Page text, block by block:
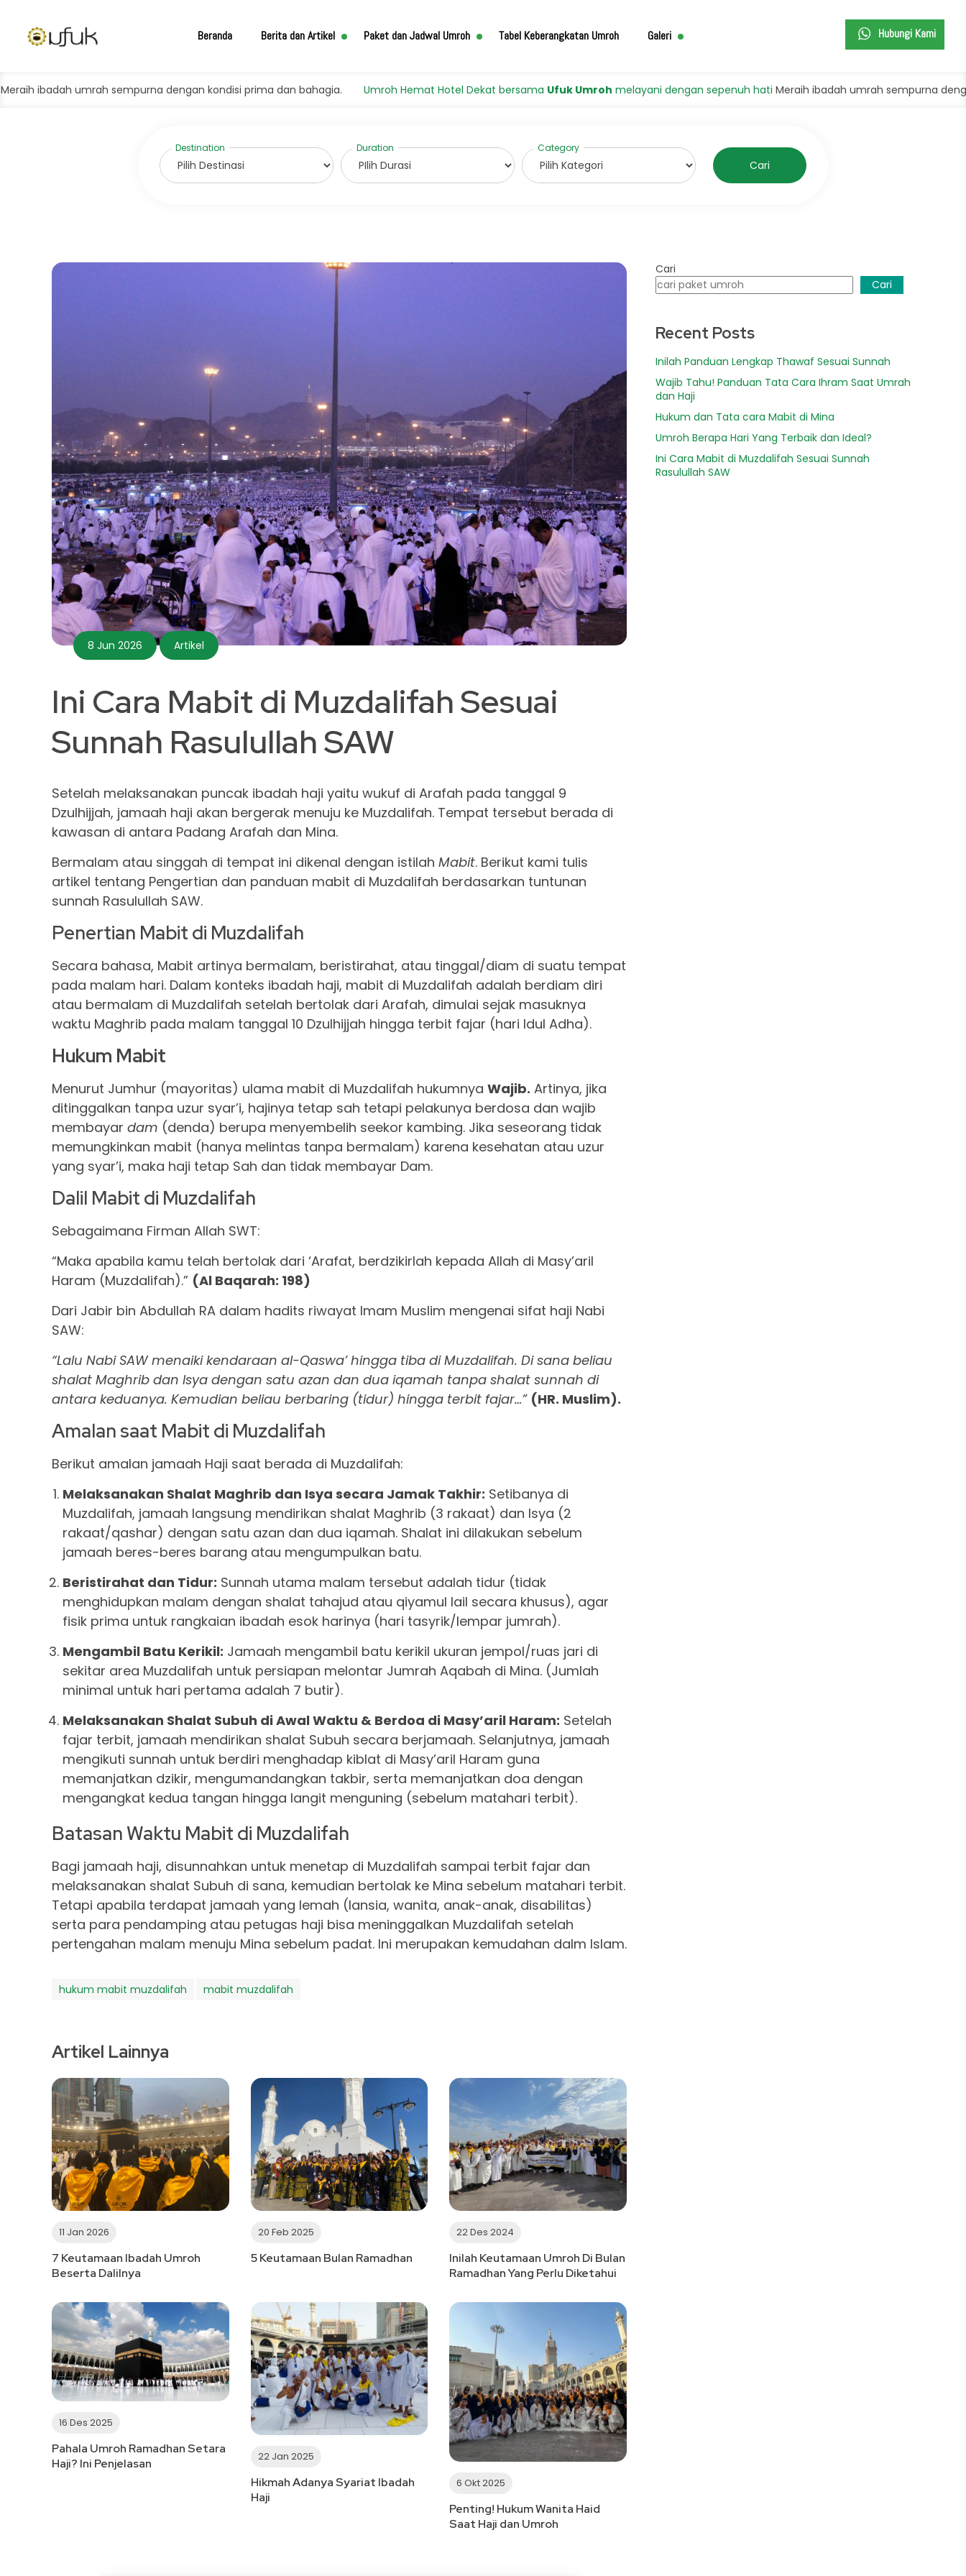
Beranda Berita dan Artikel Paket dan Jadwal Umroh Tabel Keberangkatan Umroh Galeri Hubungi Kami
Umroh Hemat Hotel Dekat bersamaUfuk Umrohmelayani dengan sepenuh hatiMeraih ibadah umrah sempurna dengan kondisi
sempurna dengan kondisi prima dan bahagia.
Cari
8 Jun 2026 Artikel
Ini Cara Mabit di Muzdalifah Sesuai
Sunnah Rasulullah SAW
Setelah melaksanakan puncak ibadah haji yaitu wukuf di Arafah pada tanggal 9
Dzulhijjah, jamaah haji akan bergerak menuju ke Muzdalifah. Tempat tersebut berada di
kawasan di antara Padang Arafah dan Mina.
Bermalam atau singgah di tempat ini dikenal dengan istilah Mabit. Berikut kami tulis
artikel tentang Pengertian dan panduan mabit di Muzdalifah berdasarkan tuntunan
sunnah Rasulullah SAW.
Penertian Mabit di Muzdalifah
Secara bahasa, Mabit artinya bermalam, beristirahat, atau tinggal/diam di suatu tempat
pada malam hari. Dalam konteks ibadah haji, mabit di Muzdalifah adalah berdiam diri
atau bermalam di Muzdalifah setelah bertolak dari Arafah, dimulai sejak masuknya
waktu Maghrib pada malam tanggal 10 Dzulhijjah hingga terbit fajar (hari Idul Adha).
Hukum Mabit
Menurut Jumhur (mayoritas) ulama mabit di Muzdalifah hukumnya Wajib. Artinya, jika
ditinggalkan tanpa uzur syar’i, hajinya tetap sah tetapi pelakunya berdosa dan wajib
membayar dam (denda) berupa menyembelih seekor kambing. Jika seseorang tidak
memungkinkan mabit (hanya melintas tanpa bermalam) karena kesehatan atau uzur
yang syar’i, maka haji tetap Sah dan tidak membayar Dam.
Dalil Mabit di Muzdalifah
Sebagaimana Firman Allah SWT:
“Maka apabila kamu telah bertolak dari ‘Arafat, berdzikirlah kepada Allah di Masy’aril
Haram (Muzdalifah).” (Al Baqarah: 198)
Dari Jabir bin Abdullah RA dalam hadits riwayat Imam Muslim mengenai sifat haji Nabi
SAW:
“Lalu Nabi SAW menaiki kendaraan al-Qaswa’ hingga tiba di Muzdalifah. Di sana beliau
shalat Maghrib dan Isya dengan satu azan dan dua iqamah tanpa shalat sunnah di
antara keduanya. Kemudian beliau berbaring (tidur) hingga terbit fajar…” (HR. Muslim).
Amalan saat Mabit di Muzdalifah
Berikut amalan jamaah Haji saat berada di Muzdalifah:
Melaksanakan Shalat Maghrib dan Isya secara Jamak Takhir: Setibanya di
Muzdalifah, jamaah langsung mendirikan shalat Maghrib (3 rakaat) dan Isya (2
rakaat/qashar) dengan satu azan dan dua iqamah. Shalat ini dilakukan sebelum
jamaah beres-beres barang atau mengumpulkan batu.
Beristirahat dan Tidur: Sunnah utama malam tersebut adalah tidur (tidak
menghidupkan malam dengan shalat tahajud atau qiyamul lail secara khusus), agar
fisik prima untuk rangkaian ibadah esok harinya (hari tasyrik/lempar jumrah).
Mengambil Batu Kerikil: Jamaah mengambil batu kerikil ukuran jempol/ruas jari di
sekitar area Muzdalifah untuk persiapan melontar Jumrah Aqabah di Mina. (Jumlah
minimal untuk hari pertama adalah 7 butir).
Melaksanakan Shalat Subuh di Awal Waktu & Berdoa di Masy’aril Haram: Setelah
fajar terbit, jamaah mendirikan shalat Subuh secara berjamaah. Selanjutnya, jamaah
mengikuti sunnah untuk berdiri menghadap kiblat di Masy’aril Haram guna
memanjatkan dzikir, mengumandangkan takbir, serta memanjatkan doa dengan
mengangkat kedua tangan hingga langit menguning (sebelum matahari terbit).
Batasan Waktu Mabit di Muzdalifah
Bagi jamaah haji, disunnahkan untuk menetap di Muzdalifah sampai terbit fajar dan
melaksanakan shalat Subuh di sana, kemudian bertolak ke Mina sebelum matahari terbit.
Tetapi apabila terdapat jamaah yang lemah (lansia, wanita, anak-anak, disabilitas)
serta para pendamping atau petugas haji bisa meninggalkan Muzdalifah setelah
pertengahan malam menuju Mina sebelum padat. Ini merupakan kemudahan dalm Islam.
hukum mabit muzdalifah mabit muzdalifah
Artikel Lainnya
11 Jan 2026
7 Keutamaan Ibadah Umroh
Beserta Dalilnya
20 Feb 2025
5 Keutamaan Bulan Ramadhan
22 Des 2024
Inilah Keutamaan Umroh Di Bulan
Ramadhan Yang Perlu Diketahui
16 Des 2025
Pahala Umroh Ramadhan Setara
Haji? Ini Penjelasan
22 Jan 2025
Hikmah Adanya Syariat Ibadah
Haji
6 Okt 2025
Penting! Hukum Wanita Haid
Saat Haji dan Umroh
Cari
Cari
Recent Posts
Inilah Panduan Lengkap Thawaf Sesuai Sunnah
Wajib Tahu! Panduan Tata Cara Ihram Saat Umrah
dan Haji
Hukum dan Tata cara Mabit di Mina
Umroh Berapa Hari Yang Terbaik dan Ideal?
Ini Cara Mabit di Muzdalifah Sesuai Sunnah
Rasulullah SAW